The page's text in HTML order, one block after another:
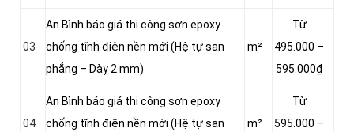
03
An Bình báo giá thi công sơn epoxy
chống tĩnh điện nền mới (Hệ tự san
phẳng – Dày 2 mm)
m²
Từ
495.000 –
595.000₫
04
An Bình báo giá thi công sơn epoxy
chống tĩnh điện nền mới (Hệ tự san
m²
Từ
595.000 –